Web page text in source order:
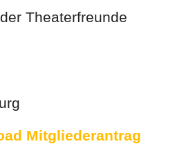
Theaterfreunde
Mitgliederantrag